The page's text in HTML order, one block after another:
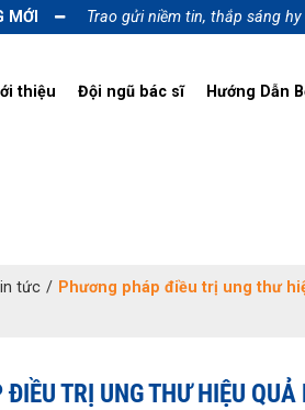
MỚI Trao gửi niềm tin, thắp sáng
thiệu Đội ngũ bác sĩ Hướng Dẫn
tức / Phương pháp điều trị ung thư
TRỊ UNG THƯ HIỆU